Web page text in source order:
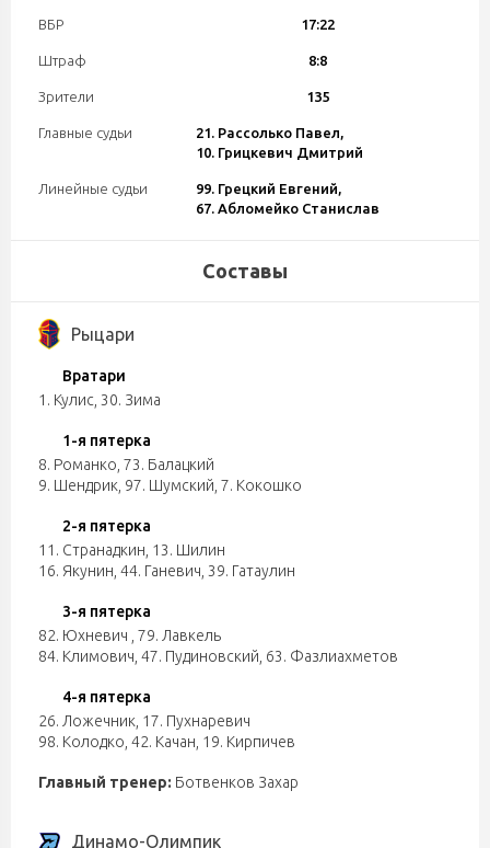
ВБР 17:22
Штраф 8:8
Зрители 135
Главные судьи
21. Рассолько Павел,
10. Грицкевич Дмитрий
Линейные судьи
99. Грецкий Евгений,
67. Абломейко Станислав
Составы
Рыцари
Вратари
1. Кулис 30. Зима
1-я пятерка
8. Романко 73. Балацкий
9. Шендрик 97. Шумский 7. Кокошко
2-я пятерка
11. Странадкин 13. Шилин
16. Якунин 44. Ганевич 39. Гатаулин
3-я пятерка
82. Юхневич
79. Лавкель
84. Климович 47. Пудиновский 63. Фазлиахметов
4-я пятерка
26. Ложечник 17. Пухнаревич
98. Колодко 42. Качан 19. Кирпичев
Главный тренер: Ботвенков Захар
Динамо-Олимпик